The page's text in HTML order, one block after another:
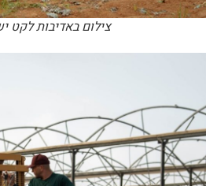
צילום באדיבות לקט